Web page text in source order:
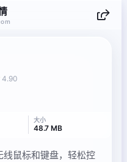
4.90
大小
48.7 MB
鼠标和键盘，轻松控